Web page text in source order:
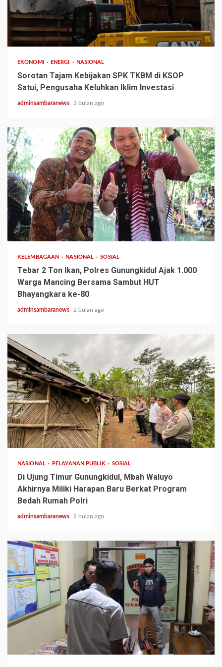
3 min read
EKONOMI ENERGI NASIONAL
Sorotan Tajam Kebijakan SPK TKBM di KSOP
Satui, Pengusaha Keluhkan Iklim Investasi
adminsambaranews 2 bulan ago
2 min read
KELEMBAGAAN NASIONAL SOSIAL
Tebar 2 Ton Ikan, Polres Gunungkidul Ajak 1.000
Warga Mancing Bersama Sambut HUT
Bhayangkara ke-80
adminsambaranews 2 bulan ago
2 min read
NASIONAL PELAYANAN PUBLIK SOSIAL
Di Ujung Timur Gunungkidul, Mbah Waluyo
Akhirnya Miliki Harapan Baru Berkat Program
Bedah Rumah Polri
adminsambaranews 2 bulan ago